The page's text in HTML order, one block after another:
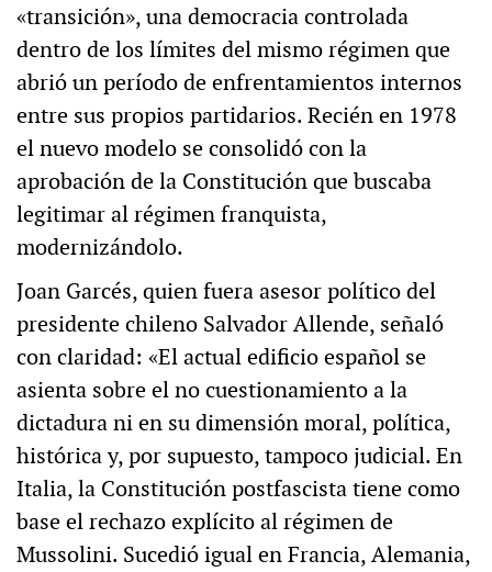
«transición», una democracia controlada
dentro de los límites del mismo régimen que
abrió un período de enfrentamientos internos
entre sus propios partidarios. Recién en 1978
el nuevo modelo se consolidó con la
aprobación de la Constitución que buscaba
legitimar al régimen franquista,
modernizándolo.
Joan Garcés, quien fuera asesor político del
presidente chileno Salvador Allende, señaló
con claridad: «El actual edificio español se
asienta sobre el no cuestionamiento a la
dictadura ni en su dimensión moral, política,
histórica y, por supuesto, tampoco judicial. En
Italia, la Constitución postfascista tiene como
base el rechazo explícito al régimen de
Mussolini. Sucedió igual en Francia, Alemania,